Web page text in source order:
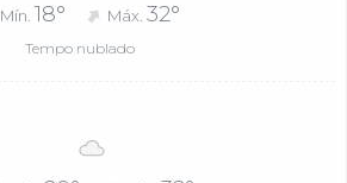
Mín. 18° Máx. 32°
Tempo nublado